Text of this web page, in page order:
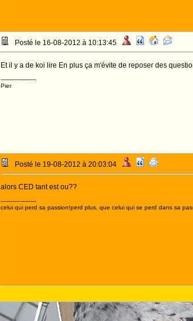
Posté le 16-08-2012 à 10:13:45
Et il y a de koi lire En plus ça m'évite de reposer des
--------------------
Pier
Posté le 19-08-2012 à 20:03:04
alors CED tant est ou??
--------------------
celui qui perd sa passion!perd plus, que celui qui se perd dans sa